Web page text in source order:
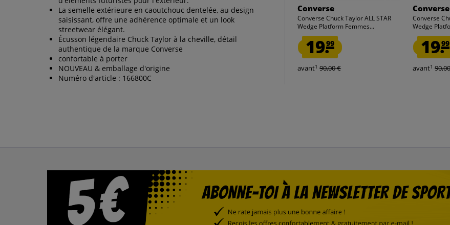
La semelle extérieure en caoutchouc dentelée, au design
saisissant, offre une adhérence optimale et un look
streetwear élégant.
Écusson légendaire Chuck Taylor à la cheville, détail
authentique de la marque Converse
confortable à porter
NOUVEAU & emballage d'origine
Numéro d'article : 166800C
Converse
Converse Chuck Taylor ALL STAR
Wedge Platform Femmes...
19.99
avant1 90,00 €
Converse
Converse
Wedge
19.99
avant1